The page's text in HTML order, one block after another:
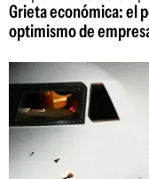
Grieta económica: el
optimismo de